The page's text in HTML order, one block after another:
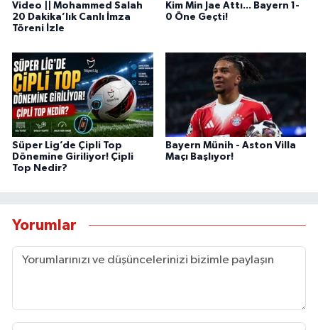
Video || Mohammed Salah
20 Dakika’lık Canlı İmza
Töreni İzle
Kim Min Jae Attı... Bayern 1-
0 Öne Geçti!
Süper Lig’de Çipli Top
Dönemine Giriliyor! Çipli
Top Nedir?
Bayern Münih - Aston Villa
Maçı Başlıyor!
Yorumlar